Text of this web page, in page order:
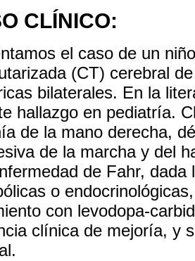
CLÍNICO:
el caso de un
(CT) cerebral
bilaterales. En la
hallazgo en pediatría.
de la mano derecha,
de la marcha y del
de Fahr,
o
con levodopa-
clínica de mejoría, y